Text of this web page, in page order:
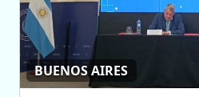
BUENOS AIRES